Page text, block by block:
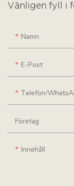
Vänligen fyll i
Namn
E-Post
Telefon/
Företag
Innehåll